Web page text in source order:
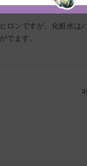
ロンですが、化粧水
でます。
4